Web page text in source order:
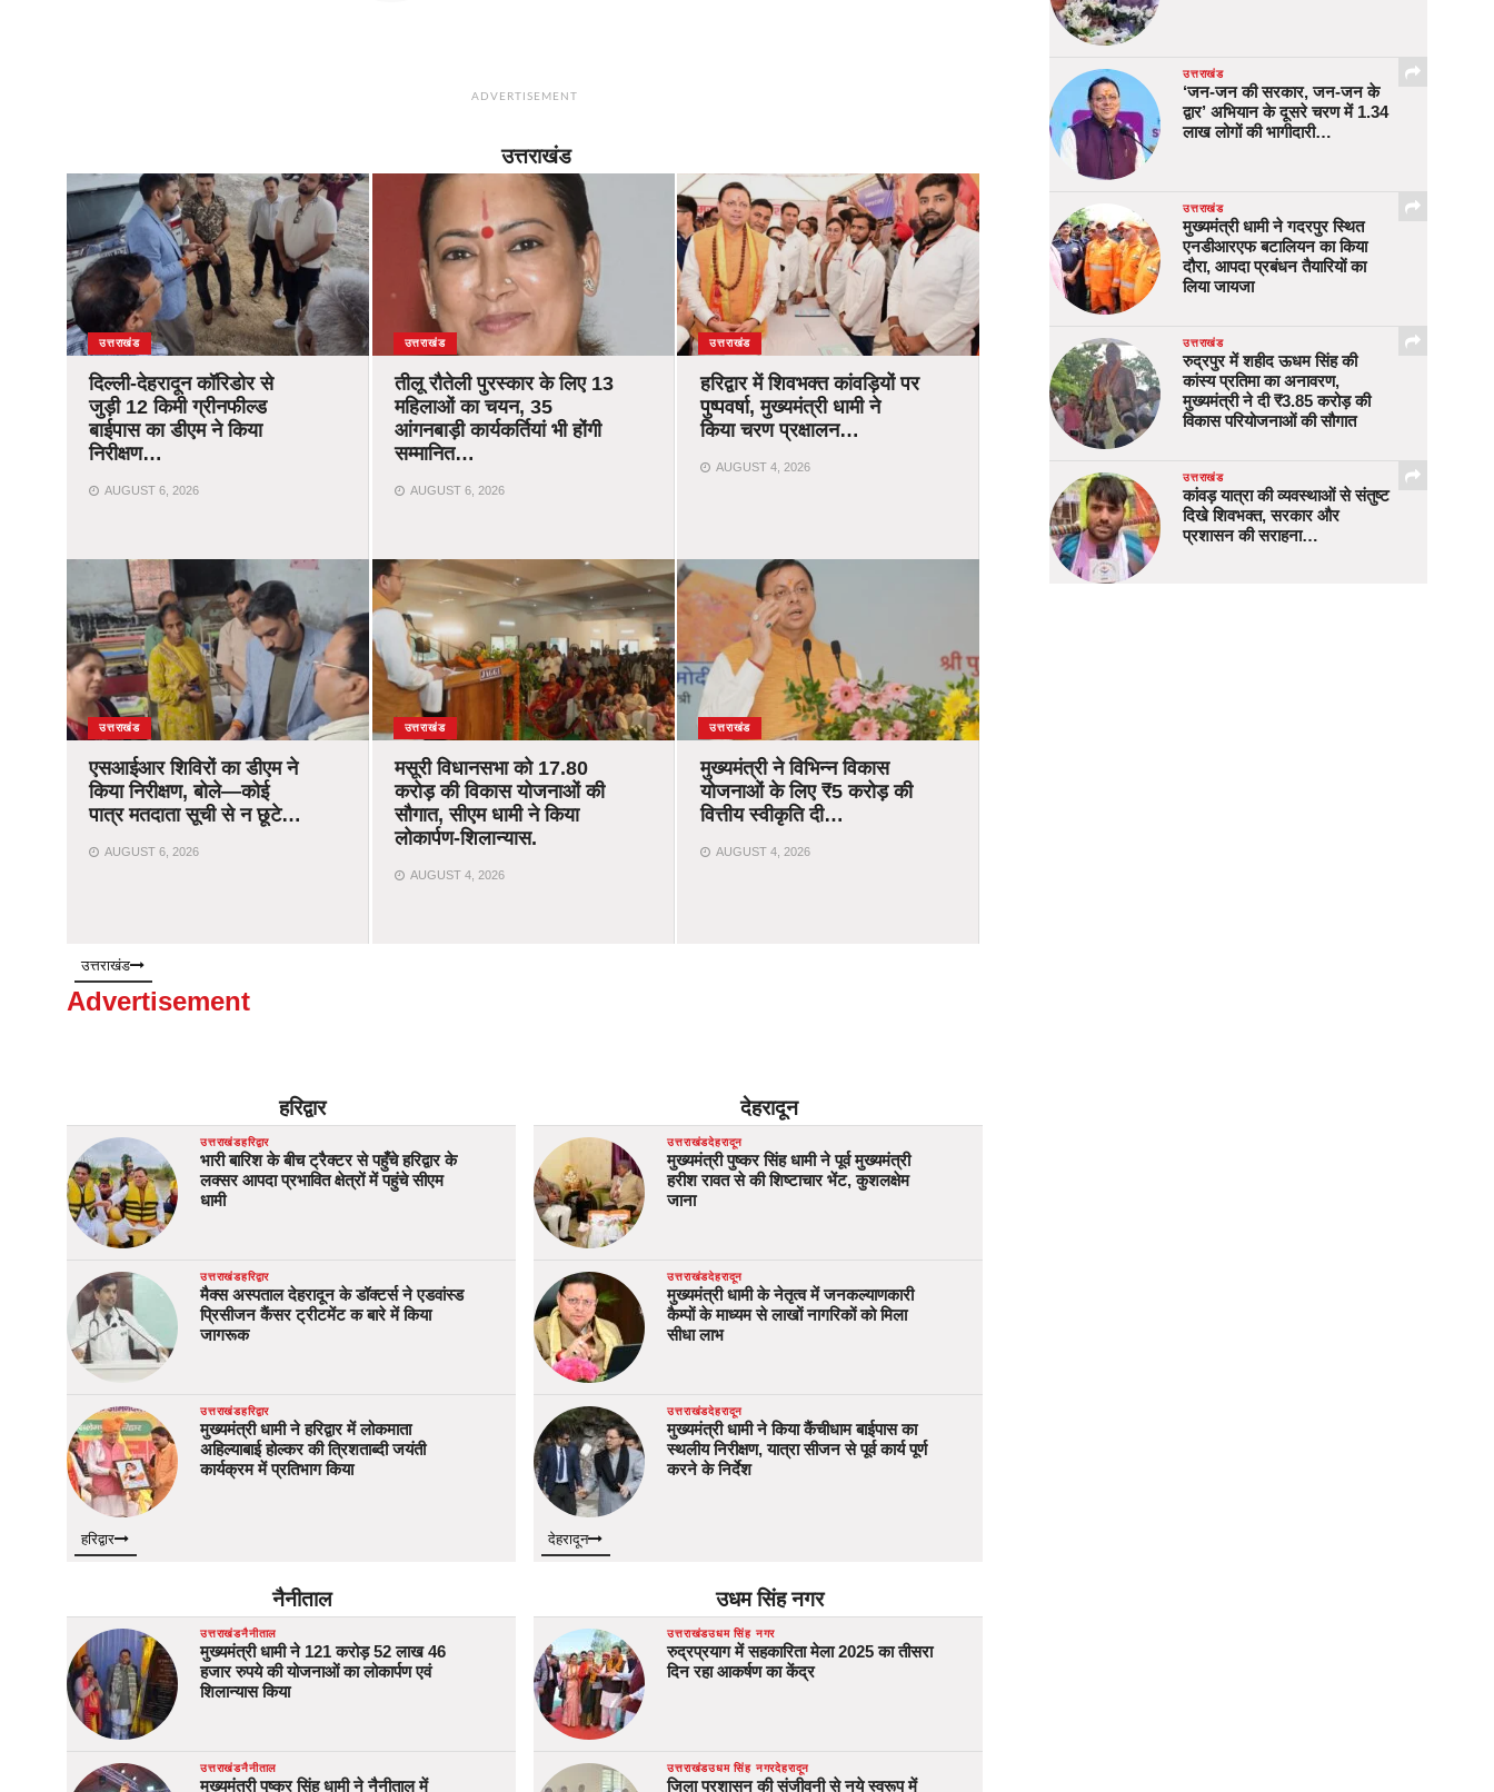
ADVERTISEMENT
उत्तराखंड
उत्तराखंड
दिल्ली-देहरादून कॉरिडोर से
जुड़ी 12 किमी ग्रीनफील्ड
बाईपास का डीएम ने किया
निरीक्षण…
AUGUST 6, 2026
उत्तराखंड
एसआईआर शिविरों का डीएम ने
किया निरीक्षण, बोले—कोई
पात्र मतदाता सूची से न छूटे…
AUGUST 6, 2026
उत्तराखंड
तीलू रौतेली पुरस्कार के लिए 13
महिलाओं का चयन, 35
आंगनबाड़ी कार्यकर्तियां भी होंगी
सम्मानित…
AUGUST 6, 2026
उत्तराखंड
मसूरी विधानसभा को 17.80
करोड़ की विकास योजनाओं की
सौगात, सीएम धामी ने किया
लोकार्पण-शिलान्यास.
AUGUST 4, 2026
उत्तराखंड
हरिद्वार में शिवभक्त कांवड़ियों पर
पुष्पवर्षा, मुख्यमंत्री धामी ने
किया चरण प्रक्षालन…
AUGUST 4, 2026
उत्तराखंड
मुख्यमंत्री ने विभिन्न विकास
योजनाओं के लिए ₹5 करोड़ की
वित्तीय स्वीकृति दी…
AUGUST 4, 2026
उत्तराखंड
Advertisement
हरिद्वार
उत्तराखंडहरिद्वार
भारी बारिश के बीच ट्रैक्टर से पहुँचे हरिद्वार के
लक्सर आपदा प्रभावित क्षेत्रों में पहुंचे सीएम
धामी
उत्तराखंडहरिद्वार
मैक्स अस्पताल देहरादून के डॉक्टर्स ने एडवांस्ड
प्रिसीजन कैंसर ट्रीटमेंट क बारे में किया
जागरूक
उत्तराखंडहरिद्वार
मुख्यमंत्री धामी ने हरिद्वार में लोकमाता
अहिल्याबाई होल्कर की त्रिशताब्दी जयंती
कार्यक्रम में प्रतिभाग किया
हरिद्वार
देहरादून
उत्तराखंडदेहरादून
मुख्यमंत्री पुष्कर सिंह धामी ने पूर्व मुख्यमंत्री
हरीश रावत से की शिष्टाचार भेंट, कुशलक्षेम
जाना
उत्तराखंडदेहरादून
मुख्यमंत्री धामी के नेतृत्व में जनकल्याणकारी
कैम्पों के माध्यम से लाखों नागरिकों को मिला
सीधा लाभ
उत्तराखंडदेहरादून
मुख्यमंत्री धामी ने किया कैंचीधाम बाईपास का
स्थलीय निरीक्षण, यात्रा सीजन से पूर्व कार्य पूर्ण
करने के निर्देश
देहरादून
नैनीताल
उत्तराखंडनैनीताल
मुख्यमंत्री धामी ने 121 करोड़ 52 लाख 46
हजार रुपये की योजनाओं का लोकार्पण एवं
शिलान्यास किया
उत्तराखंडनैनीताल
मुख्यमंत्री पुष्कर सिंह धामी ने नैनीताल में
उधम सिंह नगर
उत्तराखंडउधम सिंह नगर
रुद्रप्रयाग में सहकारिता मेला 2025 का तीसरा
दिन रहा आकर्षण का केंद्र
उत्तराखंडउधम सिंह नगरदेहरादून
जिला प्रशासन की संजीवनी से नये स्वरूप में
उत्तराखंड
‘जन-जन की सरकार, जन-जन के
द्वार’ अभियान के दूसरे चरण में 1.34
लाख लोगों की भागीदारी…
उत्तराखंड
मुख्यमंत्री धामी ने गदरपुर स्थित
एनडीआरएफ बटालियन का किया
दौरा, आपदा प्रबंधन तैयारियों का
लिया जायजा
उत्तराखंड
रुद्रपुर में शहीद ऊधम सिंह की
कांस्य प्रतिमा का अनावरण,
मुख्यमंत्री ने दी ₹3.85 करोड़ की
विकास परियोजनाओं की सौगात
उत्तराखंड
कांवड़ यात्रा की व्यवस्थाओं से संतुष्ट
दिखे शिवभक्त, सरकार और
प्रशासन की सराहना…